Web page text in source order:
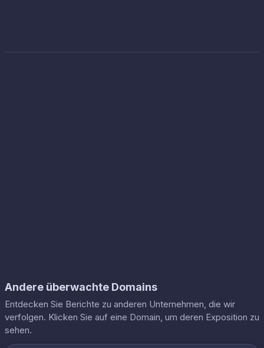
Andere überwachte Domains
Entdecken Sie Berichte zu anderen Unternehmen, die wir
verfolgen. Klicken Sie auf eine Domain, um deren Exposition zu
sehen.